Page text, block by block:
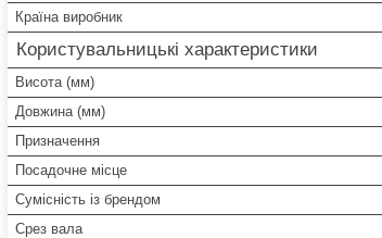
Країна виробник
Користувальницькі характеристики
Висота (мм)
Довжина (мм)
Призначення
Посадочне місце
Сумісність із брендом
Срез вала